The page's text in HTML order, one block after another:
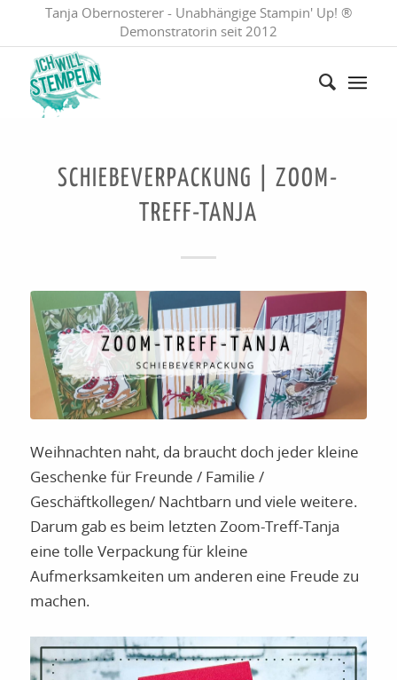
Tanja Obernosterer - Unabhängige Stampin' Up! ®
Demonstratorin seit 2012
SCHIEBEVERPACKUNG | ZOOM-
TREFF-TANJA
Weihnachten naht, da braucht doch jeder kleine
Geschenke für Freunde / Familie /
Geschäftkollegen/ Nachtbarn und viele weitere.
Darum gab es beim letzten Zoom-Treff-Tanja
eine tolle Verpackung für kleine
Aufmerksamkeiten um anderen eine Freude zu
machen.